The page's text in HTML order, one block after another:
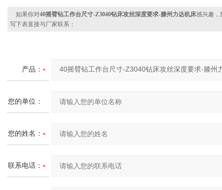
如果你对40摇臂钻工作台尺寸-Z3040钻床攻丝深度要求-滕州力达机床感兴趣，
写下表直接与厂家联系：
产品：
您的单位：
您的姓名：
联系电话：